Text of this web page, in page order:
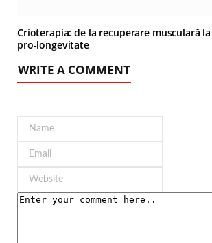
Crioterapia: de la recuperare musculară
pro‑longevitate
WRITE A COMMENT